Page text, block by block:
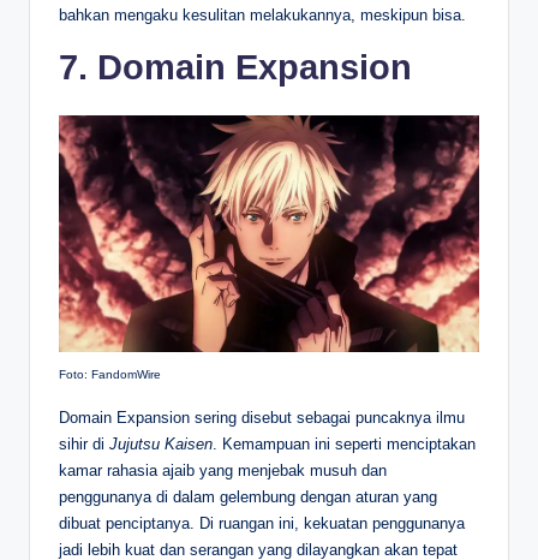
bahkan mengaku kesulitan melakukannya, meskipun bisa.
7. Domain Expansion
Foto: FandomWire
Domain Expansion sering disebut sebagai puncaknya ilmu
sihir di Jujutsu Kaisen . Kemampuan ini seperti menciptakan
kamar rahasia ajaib yang menjebak musuh dan
penggunanya di dalam gelembung dengan aturan yang
dibuat penciptanya. Di ruangan ini, kekuatan penggunanya
jadi lebih kuat dan serangan yang dilayangkan akan tepat